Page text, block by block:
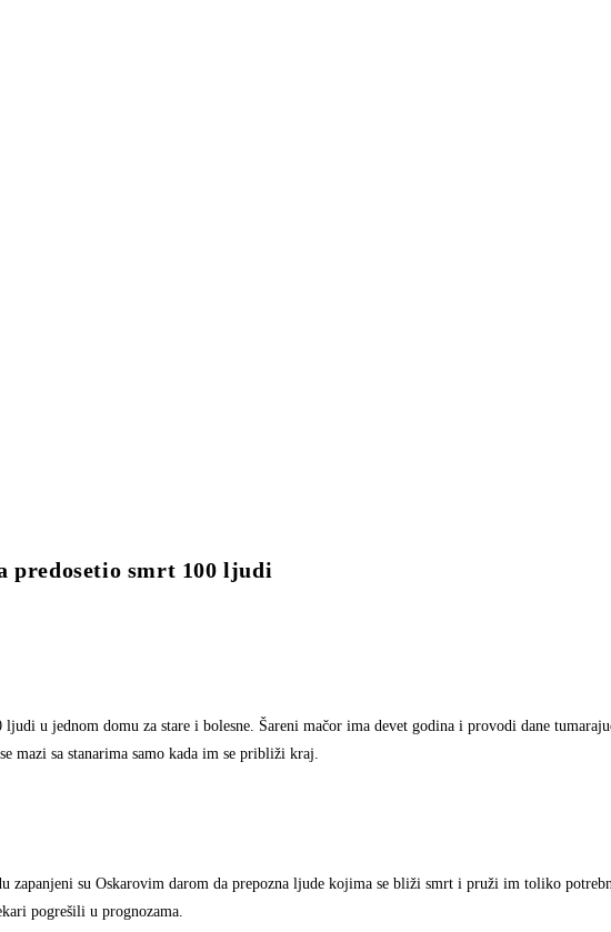
predosetio smrt 100 ljudi
u jednom domu za stare i bolesne. Šareni mačor ima devet godina i provodi dane
mazi sa stanarima samo kada im se približi kraj.
zapanjeni su Oskarovim darom da prepozna ljude kojima se bliži smrt i pruži im toliko
pogrešili u prognozama.